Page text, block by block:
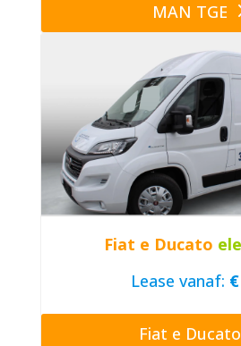
MAN TGE
Fiat e Ducato
Lease vanaf:
Fiat e Ducato